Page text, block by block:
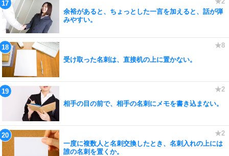
余裕があると、ちょっとした一言を加えると、話が弾
みやすい。
受け取った名刺は、直接机の上に置かない。
相手の目の前で、相手の名刺にメモを書き込まない。
一度に複数人と名刺交換したとき、名刺入れの上には
誰の名刺を置くか。